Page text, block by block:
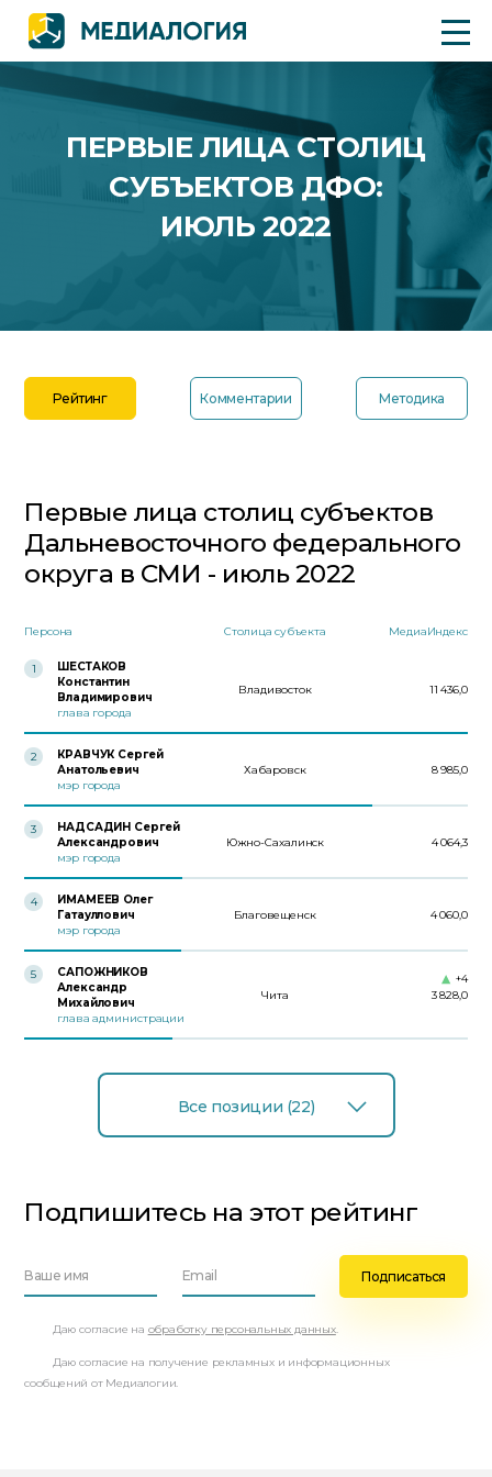
ПЕРВЫЕ ЛИЦА СТОЛИЦ
СУБЪЕКТОВ ДФО:
ИЮЛЬ 2022
Рейтинг Комментарии Методика
Первые лица столиц субъектов
Дальневосточного федерального
округа в СМИ - июль 2022
Персона Столица субъекта МедиаИндекс
1
ШЕСТАКОВ
Константин
Владимирович
глава города
Владивосток 11 436,0
2
КРАВЧУК Сергей
Анатольевич
мэр города
Хабаровск 8 985,0
3
НАДСАДИН Сергей
Александрович
мэр города
Южно-Сахалинск 4 064,3
4
ИМАМЕЕВ Олег
Гатауллович
мэр города
Благовещенск 4 060,0
5
САПОЖНИКОВ
Александр
Михайлович
глава администрации
Чита 3 828,0
+4
Все позиции (22)
Подпишитесь на этот рейтинг
Даю согласие на обработку персональных данных.
Даю согласие на получение рекламных и информационных
сообщений от Медиалогии.